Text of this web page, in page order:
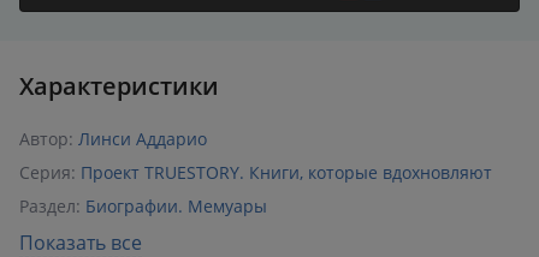
Характеристики
Автор: Линси Аддарио
Серия: Проект TRUESTORY. Книги, которые вдохновляют
Раздел: Биографии. Мемуары
Издательство:
Показать все